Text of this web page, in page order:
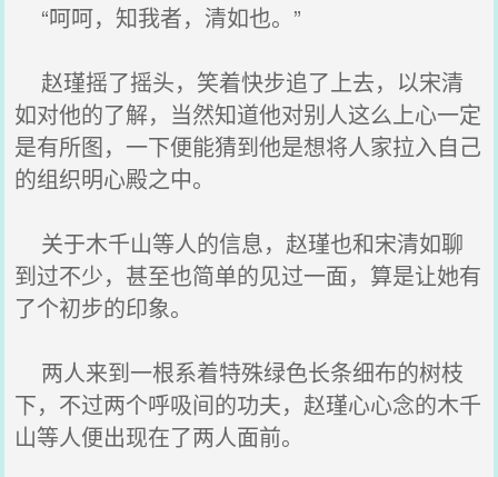
“呵呵，知我者，清如也。”
赵瑾摇了摇头，笑着快步追了上去，以宋清
如对他的了解，当然知道他对别人这么上心一定
是有所图，一下便能猜到他是想将人家拉入自己
的组织明心殿之中。
关于木千山等人的信息，赵瑾也和宋清如聊
到过不少，甚至也简单的见过一面，算是让她有
了个初步的印象。
两人来到一根系着特殊绿色长条细布的树枝
下，不过两个呼吸间的功夫，赵瑾心心念的木千
山等人便出现在了两人面前。